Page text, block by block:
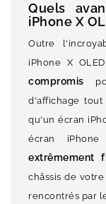
Quels
iPhone X
Outre
iPhone X
compromis
d'affichage
qu'un écran
écran
extrêmement
châssis de
rencontrés par